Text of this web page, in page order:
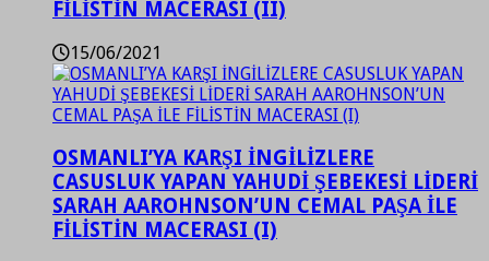
FİLİSTİN MACERASI (II)
15/06/2021
OSMANLI’YA KARŞI İNGİLİZLERE
CASUSLUK YAPAN YAHUDİ ŞEBEKESİ LİDERİ
SARAH AAROHNSON’UN CEMAL PAŞA İLE
FİLİSTİN MACERASI (I)